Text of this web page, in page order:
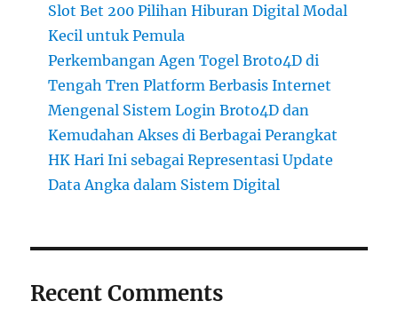
Slot Bet 200 Pilihan Hiburan Digital Modal
Kecil untuk Pemula
Perkembangan Agen Togel Broto4D di
Tengah Tren Platform Berbasis Internet
Mengenal Sistem Login Broto4D dan
Kemudahan Akses di Berbagai Perangkat
HK Hari Ini sebagai Representasi Update
Data Angka dalam Sistem Digital
Recent Comments